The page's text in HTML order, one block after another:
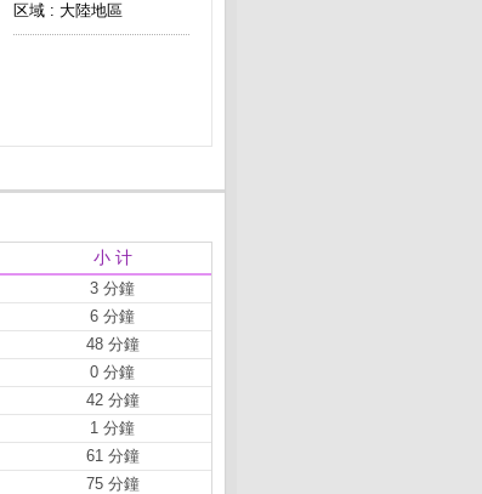
区域 : 大陸地區
小 计
3 分鐘
6 分鐘
48 分鐘
0 分鐘
42 分鐘
1 分鐘
61 分鐘
75 分鐘